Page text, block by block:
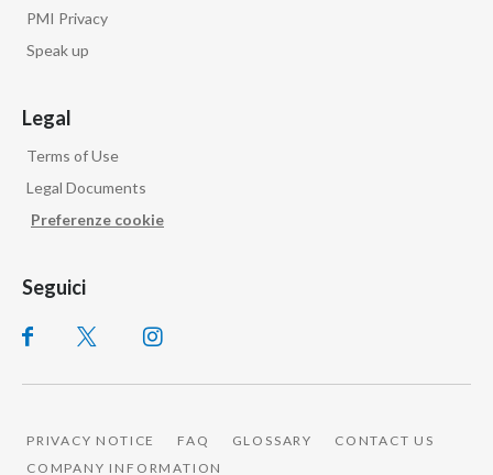
PMI Privacy
Speak up
Legal
Terms of Use
Legal Documents
Preferenze cookie
Seguici
PRIVACY NOTICE FAQ GLOSSARY
CONTACT US
COMPANY INFORMATION